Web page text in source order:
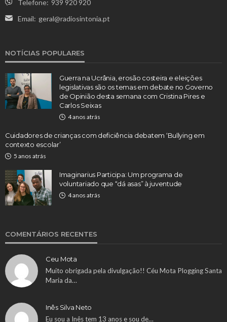
Telefone: 939 920 920
Email: geral@radiosintonia.pt
NOTÍCIAS POPULARES
Guerra na Ucrânia, erosão costeira e eleições
legislativas são os temas em debate no Governo
de Opinião desta semana com Cristina Pires e
Carlos Seixas
4 anos atrás
Cuidadores de crianças com deficiência debatem ‘Bullying em
contexto escolar’
5 anos atrás
Imaginarius Participa: Um programa de
voluntariado que “dá asas” à juventude
4 anos atrás
COMENTÁRIOS RECENTES
Ceu Mota
Muito obrigada pela divulgação!! Céu Mota Plogging Santa
Maria da…
Inês Silva Neto
Eu sou a Inês tem 13 anos e sou de…